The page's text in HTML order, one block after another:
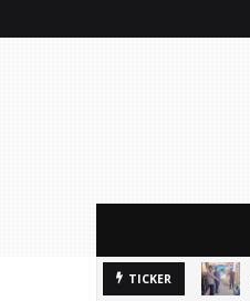
TICKER